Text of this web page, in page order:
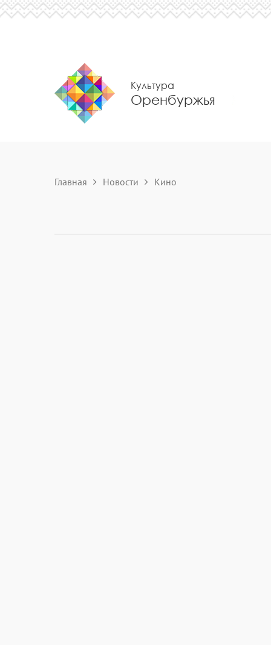
Культура
Оренбуржья
Главная Новости Кино